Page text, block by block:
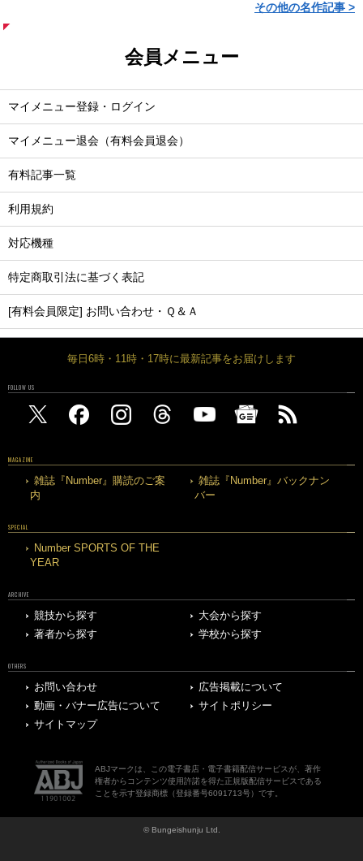
その他の名作記事 >
会員メニュー
マイメニュー登録・ログイン
マイメニュー退会（有料会員退会）
有料記事一覧
利用規約
対応機種
特定商取引法に基づく表記
[有料会員限定] お問い合わせ・Ｑ＆Ａ
毎日6時・11時・17時に最新記事をお届けします
FOLLOW US
MAGAZINE
雑誌『Number』購読のご案
内
雑誌『Number』バックナン
バー
SPECIAL
Number SPORTS OF THE
YEAR
ARCHIVE
競技から探す
大会から探す
著者から探す
学校から探す
OTHERS
お問い合わせ
広告掲載について
動画・バナー広告について
サイトポリシー
サイトマップ
ABJマークは、この電子書店・電子書籍配信サービスが、著作
権者からコンテンツ使用許諾を得た正規版配信サービスである
ことを示す登録商標（登録番号6091713号）です。
© Bungeishunju Ltd.